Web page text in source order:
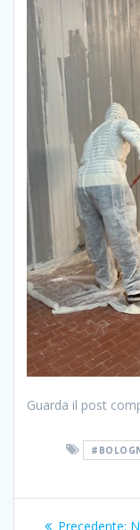
Guarda il post
Precedente: